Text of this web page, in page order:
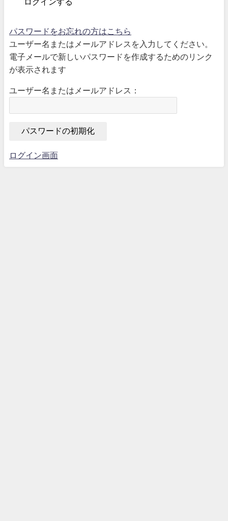
パスワードをお忘れの方はこちら
ユーザー名またはメールアドレスを入力してください。
電子メールで新しいパスワードを作成するためのリンク
が表示されます
ユーザー名またはメールアドレス：
ログイン画面